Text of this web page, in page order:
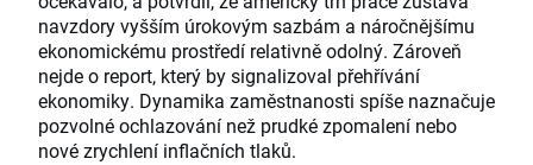
navzdory vyšším úrokovým sazbám a náročnějšímu
ekonomickému prostředí relativně odolný. Zároveň
nejde o report, který by signalizoval přehřívání
ekonomiky. Dynamika zaměstnanosti spíše naznačuje
pozvolné ochlazování než prudké zpomalení nebo
nové zrychlení inflačních tlaků.